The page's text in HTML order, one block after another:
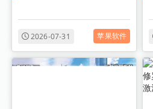
2026-07-31 苹果软件